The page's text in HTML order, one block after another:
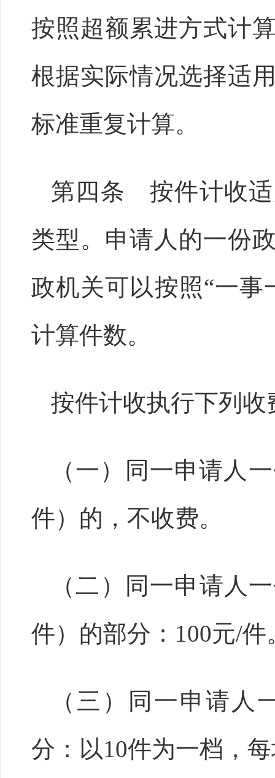
按照超额累进方式计
根据实际情况选择适
标准重复计算。
第四条 按件计收适
类型。申请人的一份
政机关可以按照“一
计算件数。
按件计收执行下列收
（一）同一申请人
件）的，不收费。
（二）同一申请人
件）的部分：100元/件
（三）同一申请人
分：以10件为一档，